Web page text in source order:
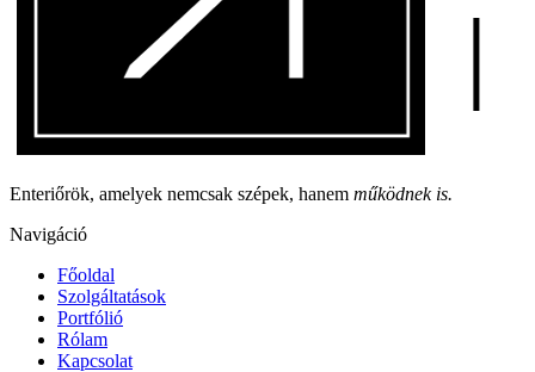
Enteriőrök, amelyek nemcsak szépek, hanem működnek is.
Navigáció
Főoldal
Szolgáltatások
Portfólió
Rólam
Kapcsolat